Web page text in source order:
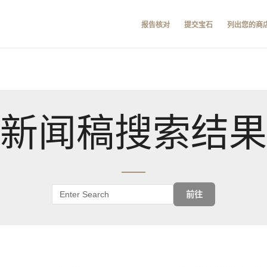
报告核对 提交宝石 列出您的商
新闻稿搜索结果
前往